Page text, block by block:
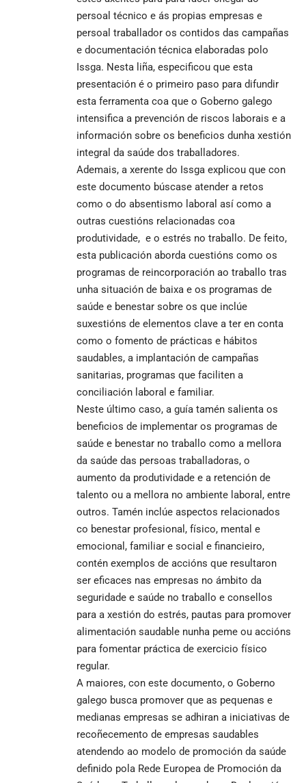
persoal técnico e ás propias empresas e
persoal traballador os contidos das campañas
e documentación técnica elaboradas polo
Issga. Nesta liña, especificou que esta
presentación é o primeiro paso para difundir
esta ferramenta coa que o Goberno galego
intensifica a prevención de riscos laborais e a
información sobre os beneficios dunha xestión
integral da saúde dos traballadores.
Ademais, a xerente do Issga explicou que con
este documento búscase atender a retos
como o do absentismo laboral así como a
outras cuestións relacionadas coa
produtividade, e o estrés no traballo. De feito,
esta publicación aborda cuestións como os
programas de reincorporación ao traballo tras
unha situación de baixa e os programas de
saúde e benestar sobre os que inclúe
suxestións de elementos clave a ter en conta
como o fomento de prácticas e hábitos
saudables, a implantación de campañas
sanitarias, programas que faciliten a
conciliación laboral e familiar.
Neste último caso, a guía tamén salienta os
beneficios de implementar os programas de
saúde e benestar no traballo como a mellora
da saúde das persoas traballadoras, o
aumento da produtividade e a retención de
talento ou a mellora no ambiente laboral, entre
outros. Tamén inclúe aspectos relacionados
co benestar profesional, físico, mental e
emocional, familiar e social e financieiro,
contén exemplos de accións que resultaron
ser eficaces nas empresas no ámbito da
seguridade e saúde no traballo e consellos
para a xestión do estrés, pautas para promover
alimentación saudable nunha peme ou accións
para fomentar práctica de exercicio físico
regular.
A maiores, con este documento, o Goberno
galego busca promover que as pequenas e
medianas empresas se adhiran a iniciativas de
recoñecemento de empresas saudables
atendendo ao modelo de promoción da saúde
definido pola Rede Europea de Promoción da